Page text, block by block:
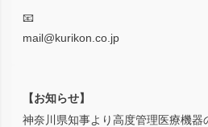
📧
mail@kurikon.co.jp
【お知らせ】
神奈川県知事より高度管理医療機器